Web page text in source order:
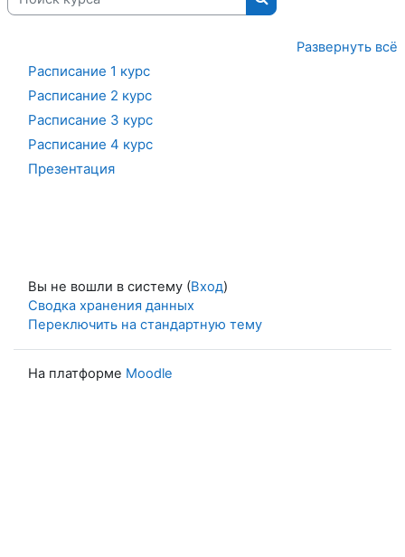
Поиск курса
Развернуть всё
Расписание 1 курс
Расписание 2 курс
Расписание 3 курс
Расписание 4 курс
Презентация
Вы не вошли в систему (Вход)
Сводка хранения данных
Переключить на стандартную тему
На платформе Moodle